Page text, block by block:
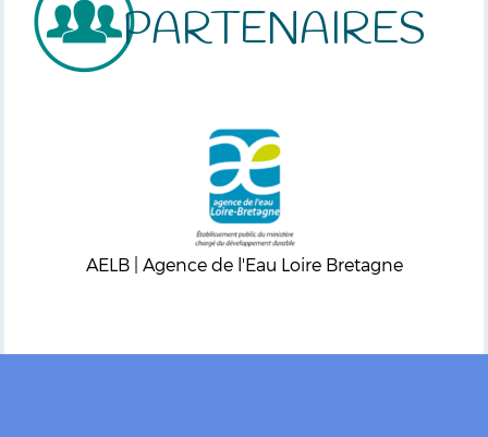
PARTENAIRES
AELB | Agence de l'Eau Loire Bretagne